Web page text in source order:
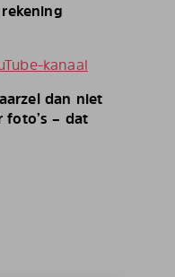
kanaal
dan niet
foto’s – dat